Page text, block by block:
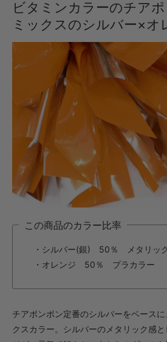
・【完
946円(
396円(
・【カ
・【完
770円(
・【完
814円(税
・【カ
451円(
・【カ
・【完
550円(
・【カ
594円(
ビタミンカラーのチア
ミックスのシルバー×オ
この商品のカラー比率
・シルバー(銀) 50％ メタリッ
・オレンジ 50％ プラカラー
チアポンポン定番のシルバーをベース
クスカラー。シルバーのメタリック感